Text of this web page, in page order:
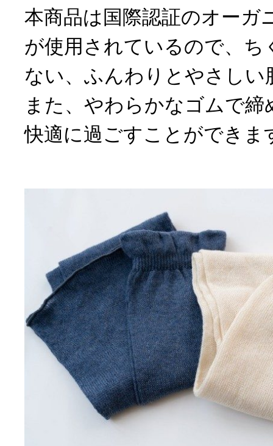
本商品は国際認証のオーガ
が使用されているので、ち
ない、ふんわりとやさしい
また、やわらかなゴムで
快適に過ごすことができま